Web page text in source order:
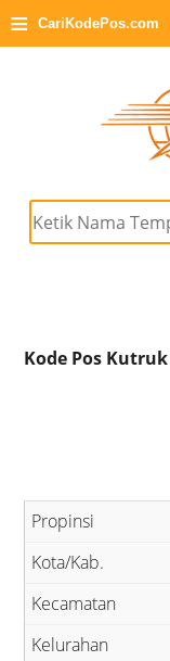
≡ CariKodePos.com
Kode Pos Kutruk